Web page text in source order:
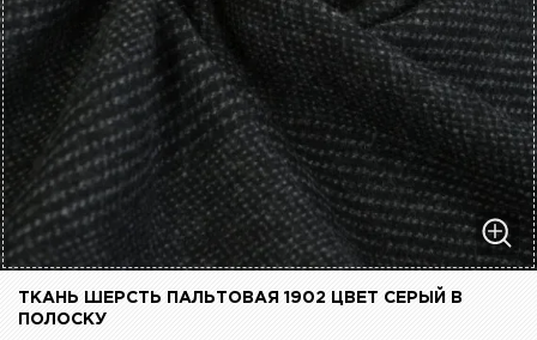
ТКАНЬ ШЕРСТЬ ПАЛЬТОВАЯ 1902 ЦВЕТ СЕРЫЙ В
ПОЛОСКУ